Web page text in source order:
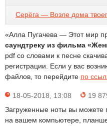
Серёга — Возле дома
«Алла Пугачева — Этот мир
саундтреку из фильма
pdf со словами к песне
регистрации. Если у вас
файлов, то перейдите по
18-05-2018, 13:08
19
Загруженные ноты вы можете
на вашем компьютере,